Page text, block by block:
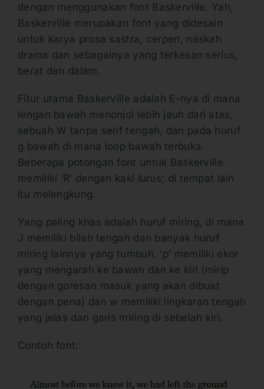
dengan menggunakan font Baskerville. Yah,
Baskerville merupakan font yang didesain
untuk karya prosa sastra, cerpen, naskah
drama dan sebagainya yang terkesan serius,
berat dan dalam.
Fitur utama Baskerville adalah E-nya di mana
lengan bawah menonjol lebih jauh dari atas,
sebuah W tanpa serif tengah, dan pada huruf
g bawah di mana loop bawah terbuka.
Beberapa potongan font untuk Baskerville
memiliki ‘R’ dengan kaki lurus; di tempat lain
itu melengkung.
Yang paling khas adalah huruf miring, di mana
J memiliki bilah tengah dan banyak huruf
miring lainnya yang tumbuh, ‘p’ memiliki ekor
yang mengarah ke bawah dan ke kiri (mirip
dengan goresan masuk yang akan dibuat
dengan pena) dan w memiliki lingkaran tengah
yang jelas dan garis miring di sebelah kiri.
Contoh font: